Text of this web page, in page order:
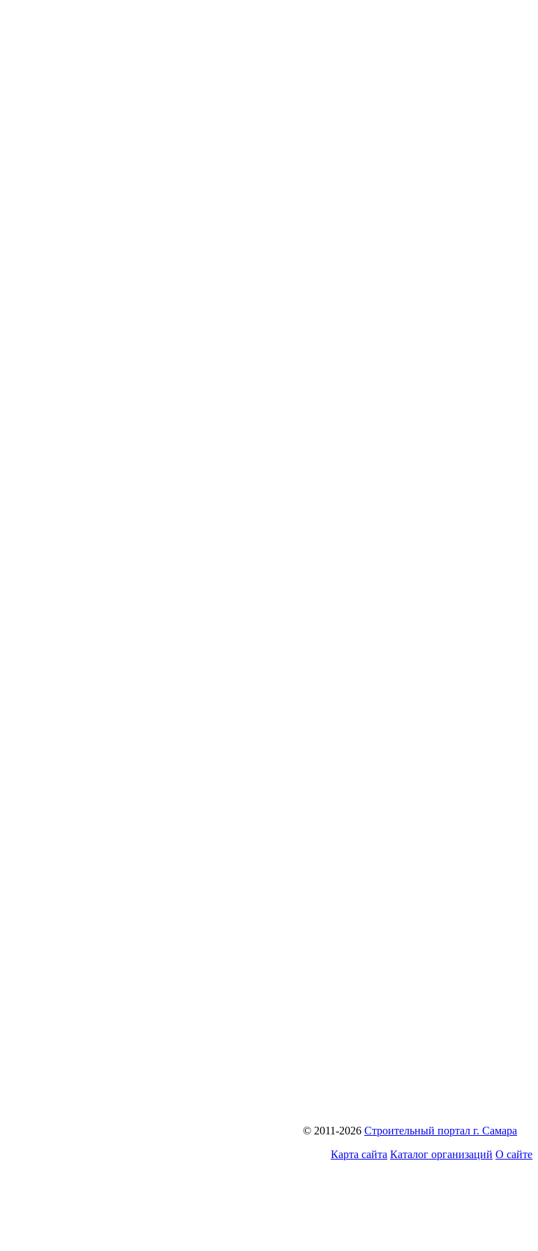
© 2011-2026 Строительный портал г. Самара
Карта сайта Каталог организаций О сайте